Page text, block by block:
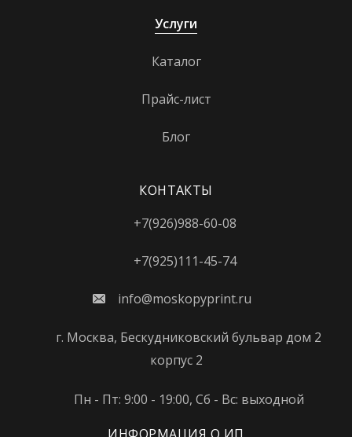
Ленинский проспект
Лермонтовский проспект
Ломоносовский проспект
Лубянка
Люблино
Марксистская
Услуги
Каталог
Прайс-лист
Блог
КОНТАКТЫ
+7(926)988-60-08
+7(925)111-45-74
info@moskopyprint.ru
г. Москва, Бескудниковский бульвар дом 2
корпус 2
Пн - Пт: 9:00 - 19:00, Сб - Вс: выходной